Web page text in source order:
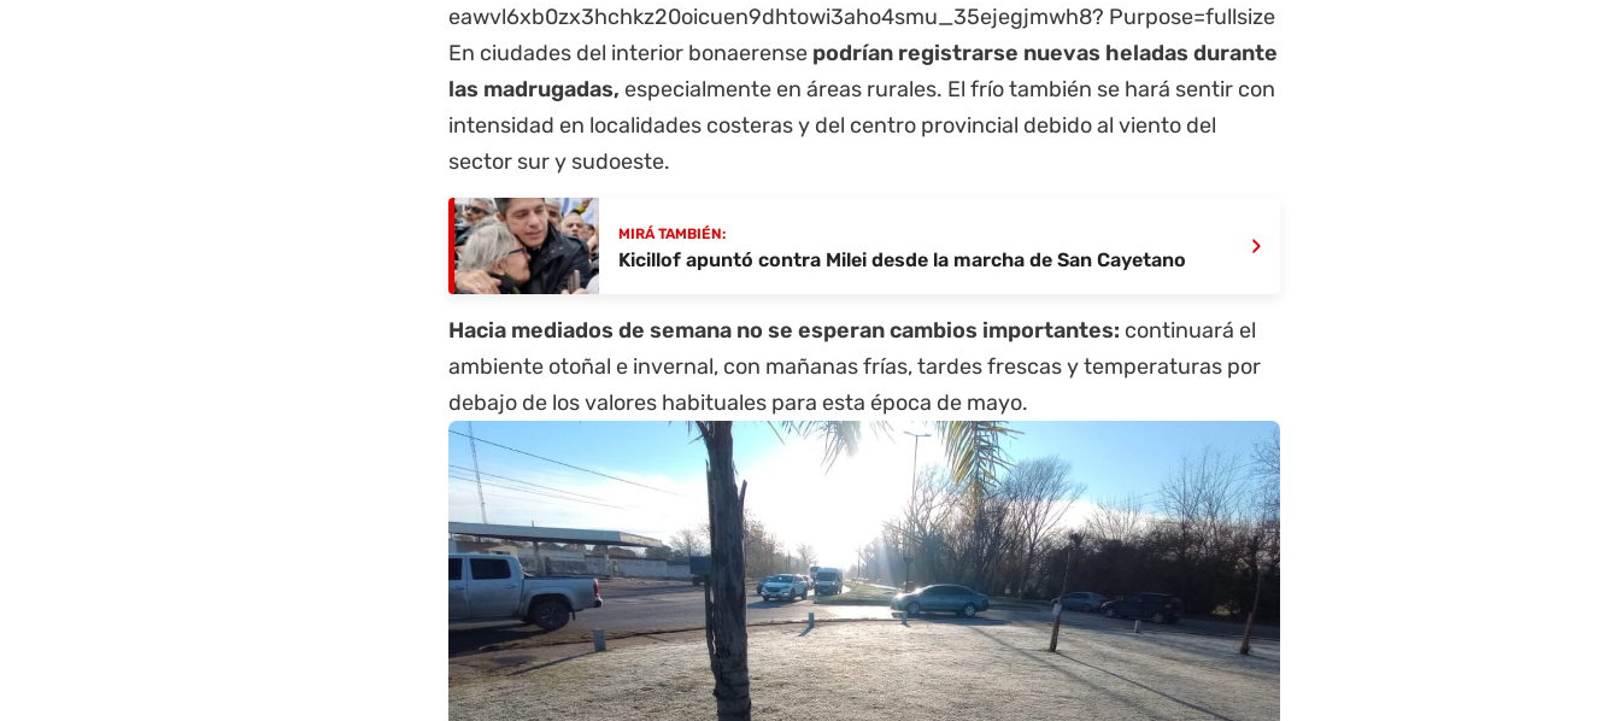
En ciudades del interior bonaerense podrían registrarse nuevas heladas durante
las madrugadas, especialmente en áreas rurales. El frío también se hará sentir con
intensidad en localidades costeras y del centro provincial debido al viento del
sector sur y sudoeste.
MIRÁ TAMBIÉN:
Kicillof apuntó contra Milei desde la marcha de San Cayetano ›
Hacia mediados de semana no se esperan cambios importantes: continuará el
ambiente otoñal e invernal, con mañanas frías, tardes frescas y temperaturas por
debajo de los valores habituales para esta época de mayo.